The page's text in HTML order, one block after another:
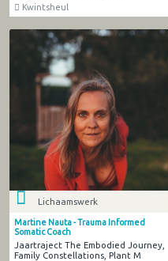
Kwintsheul
Lichaamswerk
Martine Nauta - Trauma Informed
Somatic Coach
Jaartraject The Embodied Journey,
Family Constellations, Plant M